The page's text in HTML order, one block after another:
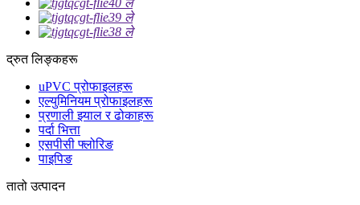
द्रुत लिङ्कहरू
uPVC प्रोफाइलहरू
एल्युमिनियम प्रोफाइलहरू
प्रणाली झ्याल र ढोकाहरू
पर्दा भित्ता
एसपीसी फ्लोरिङ
पाइपिङ
तातो उत्पादन